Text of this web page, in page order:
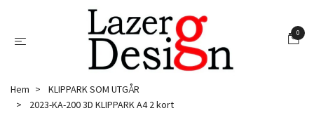
0
Hem
KLIPPARK SOM UTGÅR
2023-KA-200 3D KLIPPARK A4 2 kort